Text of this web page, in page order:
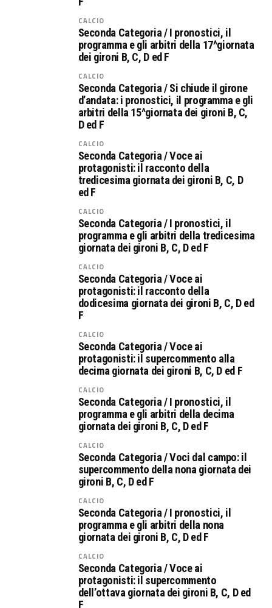
CALCIO
Seconda Categoria / I pronostici, il
programma e gli arbitri della 17^giornata
dei gironi B, C, D ed F
CALCIO
Seconda Categoria / Si chiude il girone
d’andata: i pronostici, il programma e gli
arbitri della 15^giornata dei gironi B, C,
D ed F
CALCIO
Seconda Categoria / Voce ai
protagonisti: il racconto della
tredicesima giornata dei gironi B, C, D
ed F
CALCIO
Seconda Categoria / I pronostici, il
programma e gli arbitri della tredicesima
giornata dei gironi B, C, D ed F
CALCIO
Seconda Categoria / Voce ai
protagonisti: il racconto della
dodicesima giornata dei gironi B, C, D ed
F
CALCIO
Seconda Categoria / Voce ai
protagonisti: il supercommento alla
decima giornata dei gironi B, C, D ed F
CALCIO
Seconda Categoria / I pronostici, il
programma e gli arbitri della decima
giornata dei gironi B, C, D ed F
CALCIO
Seconda Categoria / Voci dal campo: il
supercommento della nona giornata dei
gironi B, C, D ed F
CALCIO
Seconda Categoria / I pronostici, il
programma e gli arbitri della nona
giornata dei gironi B, C, D ed F
CALCIO
Seconda Categoria / Voce ai
protagonisti: il supercommento
dell’ottava giornata dei gironi B, C, D ed
F